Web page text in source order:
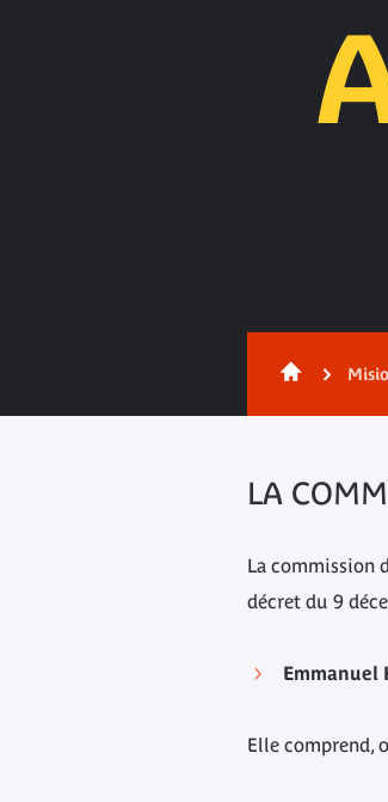
LA
La commission
décret du 9
Emmanuel
Elle comprend,